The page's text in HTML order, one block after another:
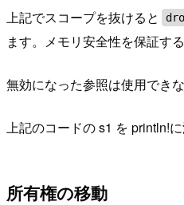
上記でスコープを抜けると
ます。メモリ安全性を保証す
無効になった参照は使用でき
上記のコードの s1 を println!
所有権の移動